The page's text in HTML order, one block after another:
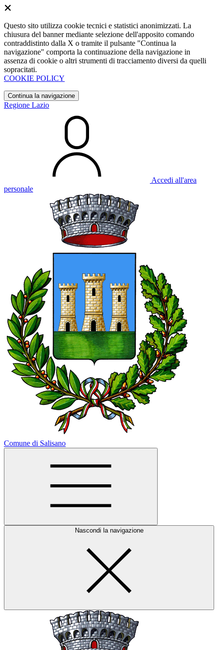
Questo sito utilizza cookie tecnici e statistici anonimizzati. La
chiusura del banner mediante selezione dell'apposito comando
contraddistinto dalla X o tramite il pulsante "Continua la
navigazione" comporta la continuazione della navigazione in
assenza di cookie o altri strumenti di tracciamento diversi da quelli
sopracitati.
COOKIE POLICY
Continua la navigazione
Regione Lazio
Accedi all'area
personale
Comune di Salisano
Nascondi la navigazione